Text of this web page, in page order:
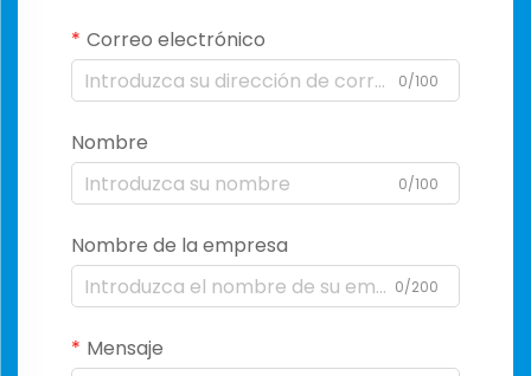
Correo electrónico
0/100
Nombre
0/100
Nombre de la empresa
0/200
Mensaje